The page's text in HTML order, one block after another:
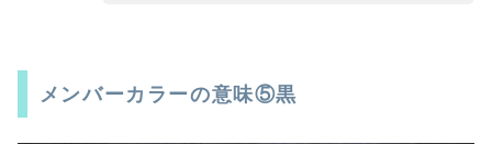
メンバーカラーの意味⑤黒